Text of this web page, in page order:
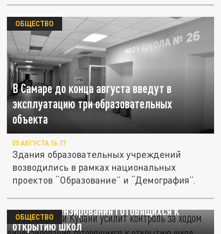
В Самаре до конца августа введут в
эксплуатацию три образовательных
объекта
ОБЩЕСТВО
05 АВГУСТА 16:17
Здания образовательных учреждений
возводились в рамках национальных
проектов “Образование” и “Демография”.
Минобрнауки Кубани усилит контроль за
ходом лицензирования готовящихся к
открытию школ
ОБЩЕСТВО